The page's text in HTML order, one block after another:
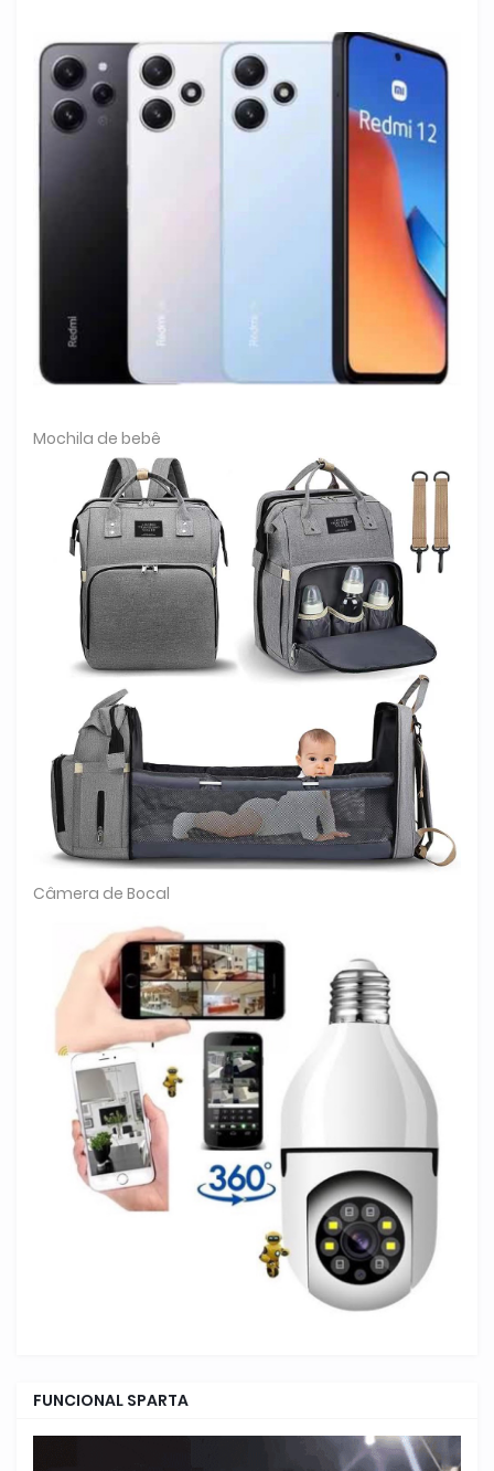
Mochila de bebê
Câmera de Bocal
FUNCIONAL SPARTA